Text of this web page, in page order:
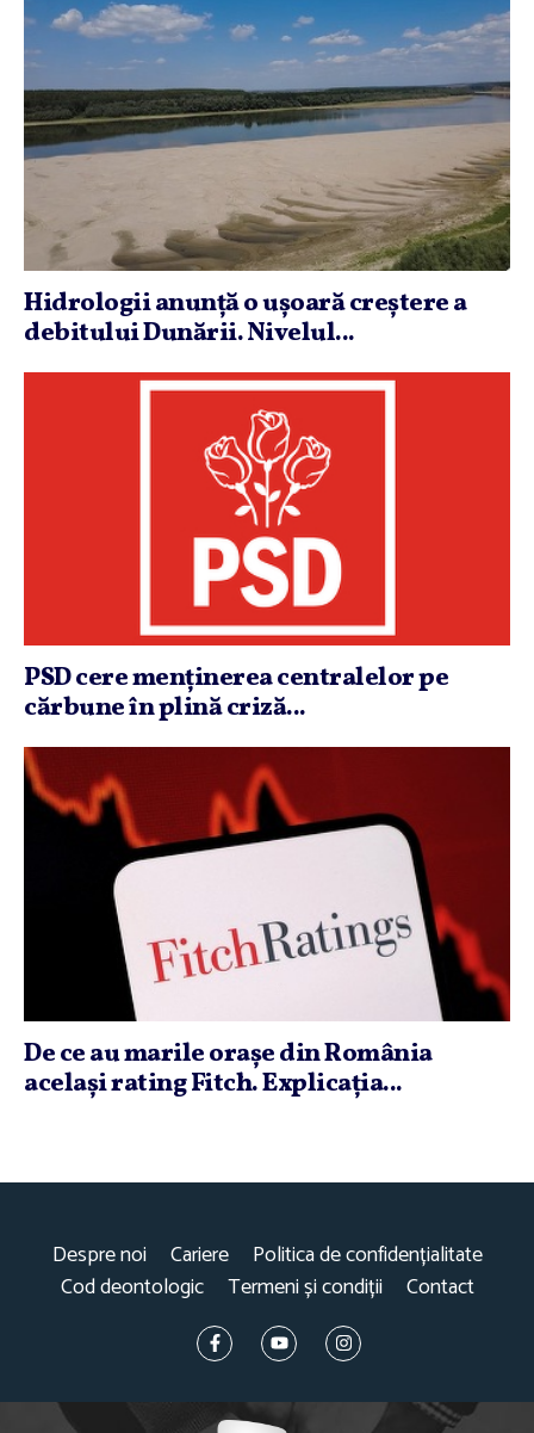
Hidrologii anunţă o uşoară creştere a
debitului Dunării. Nivelul...
PSD cere menţinerea centralelor pe
cărbune în plină criză...
De ce au marile oraşe din România
acelaşi rating Fitch. Explicaţia...
Despre noi Cariere
Politica de confidențialitate
Cod deontologic
Termeni și condiții Contact